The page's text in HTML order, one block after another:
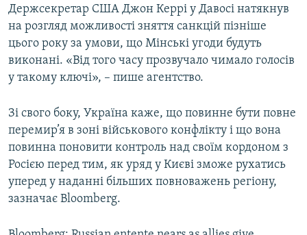
Держсекретар США Джон Керрі у Давосі натякнув
на розгляд можливості зняття санкцій пізніше
цього року за умови, що Мінські угоди будуть
виконані. «Від того часу прозвучало чимало голосів
у такому ключі», – пише агентство.
Зі свого боку, Україна каже, що повинне бути повне
перемир’я в зоні військового конфлікту і що вона
повинна поновити контроль над своїм кордоном з
Росією перед тим, як уряд у Києві зможе рухатись
уперед у наданні більших повноважень регіону,
зазначає Bloomberg.